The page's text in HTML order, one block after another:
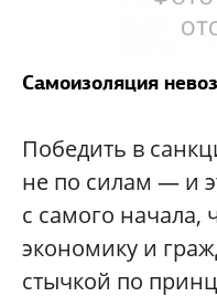
Самоизоляция
Победить в
не по силам — и
с самого начала,
экономику и
стычкой по